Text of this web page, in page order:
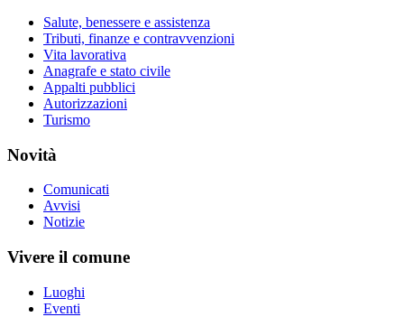
Salute, benessere e assistenza
Tributi, finanze e contravvenzioni
Vita lavorativa
Anagrafe e stato civile
Appalti pubblici
Autorizzazioni
Turismo
Novità
Comunicati
Avvisi
Notizie
Vivere il comune
Luoghi
Eventi